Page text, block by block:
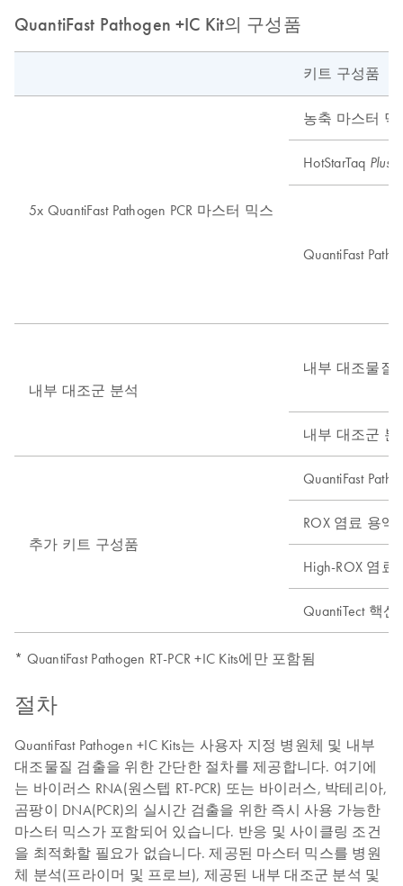
QuantiFast Pathogen +IC Kit의 구성품
키트 구성품
5x QuantiFast Pathogen PCR 마스터 믹스
농축 마스터 믹
HotStarTaq Plus
QuantiFast
내부 대조군 분석
내부 대조물질
내부 대조군 분
추가 키트 구성품
QuantiFast
ROX 염료 용액
High-ROX 염료
QuantiTect 핵
* QuantiFast Pathogen RT-PCR +IC Kits에만 포함됨
절차
QuantiFast Pathogen +IC Kits는 사용자 지정 병원체 및 내부
대조물질 검출을 위한 간단한 절차를 제공합니다. 여기에
는 바이러스 RNA(원스텝 RT-PCR) 또는 바이러스, 박테리아,
곰팡이 DNA(PCR)의 실시간 검출을 위한 즉시 사용 가능한
마스터 믹스가 포함되어 있습니다. 반응 및 사이클링 조건
을 최적화할 필요가 없습니다. 제공된 마스터 믹스를 병원
체 분석(프라이머 및 프로브), 제공된 내부 대조군 분석 및